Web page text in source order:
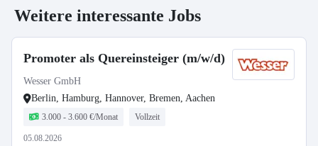
Weitere interessante Jobs
Promoter als Quereinsteiger (m/w/d)
Wesser GmbH
Berlin, Hamburg, Hannover, Bremen, Aachen
3.000 - 3.600 €/Monat Vollzeit
05.08.2026